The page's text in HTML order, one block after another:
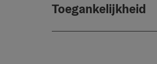
Toegankelijkheid